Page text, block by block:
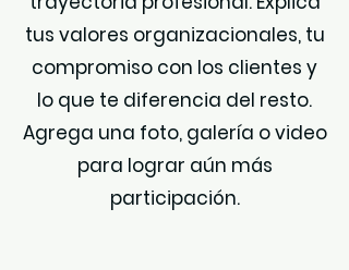
tus valores organizacionales, tu
compromiso con los clientes y
lo que te diferencia del resto.
Agrega una foto, galería o video
para lograr aún más
participación.